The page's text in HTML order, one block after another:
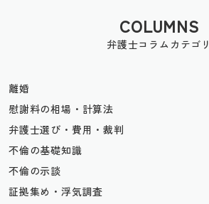
COLUMNS
弁護士コラムカテゴリ
離婚
慰謝料の相場・計算法
弁護士選び・費用・裁判
不倫の基礎知識
不倫の示談
証拠集め・浮気調査